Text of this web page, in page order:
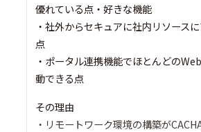
優れている点・好きな機能
・社外からセキュアに社内リソース
点
・ポータル連携機能でほとんどの
動できる点
その理由
・リモートワーク環境の構築が